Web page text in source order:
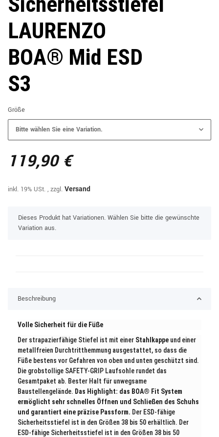
LAURENZO
BOA® Mid ESD
S3
Größe
Bitte wählen Sie eine Variation.
119,90 €
inkl. 19% USt. , zzgl. Versand
xDieses Produkt hat Variationen. Wählen Sie bitte die gewünschte
Variation aus.
Beschreibung
Volle Sicherheit für die Füße
Der strapazierfähige Stiefel ist mit einer Stahlkappe und einer
metallfreien Durchtritthemmung ausgestattet, so dass die
Füße bestens vor Gefahren von oben und unten geschützt sind.
Die grobstollige SAFETY-GRIP Laufsohle rundet das
Gesamtpaket ab. Bester Halt für unwegsame
Baustellengelände. Das Highlight: das BOA® Fit System
ermöglicht sehr schnelles Öffnen und Schließen des Schuhs
und garantiert eine präzise Passform. Der ESD-fähige
Sicherheitsstiefel ist in den Größen 38 bis 50 erhältlich. Der
ESD-fähige Sicherheitsstiefel ist in den Größen 38 bis 50